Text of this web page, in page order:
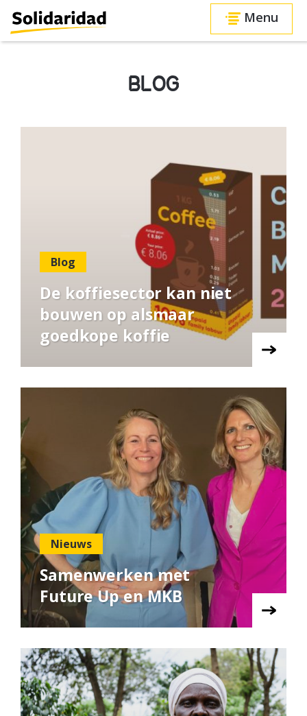
Menu
BLOG
Blog
De koffiesector kan niet
bouwen op alsmaar
goedkope koffie
Nieuws
Samenwerken met
Future Up en MKB